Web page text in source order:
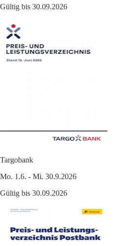
Gültig bis 30.09.2026
Targobank
Mo. 1.6. - Mi. 30.9.2026
Gültig bis 30.09.2026